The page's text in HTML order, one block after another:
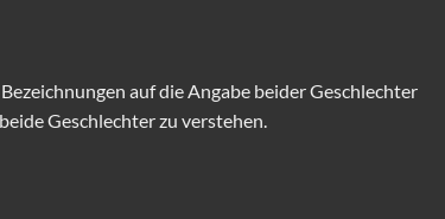
auf die Angabe beider Geschlechter
Geschlechter zu verstehen.